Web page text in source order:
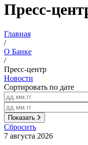
Пресс-
Главная
/
О Банке
/
Пресс-центр
Новости
Сортировать по дате
Показать
Сбросить
7 августа 2026